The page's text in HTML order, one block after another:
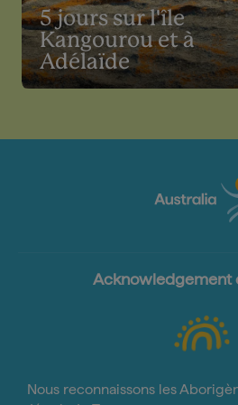
5 jours sur l'île
Kangourou et à
Adélaïde
Acknowledgement
Nous reconnaissons les